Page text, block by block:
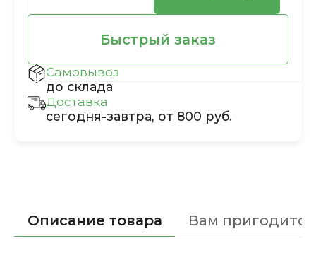
Быстрый заказ
Самовывоз
до склада
Доставка
сегодня-завтра, от 800 руб.
Описание товара Вам пригодится